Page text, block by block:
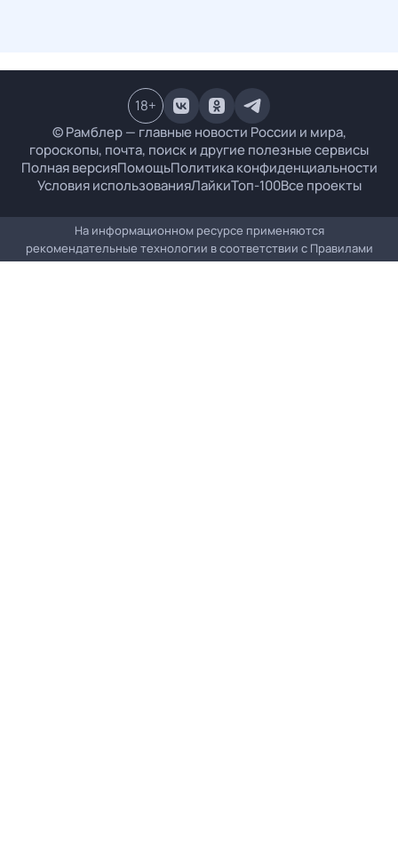
© Рамблер — главные новости России и мира,
гороскопы, почта, поиск и другие полезные сервисы
Полная версияПомощьПолитика конфиденциальности
Условия использованияЛайкиТоп-100Все проекты
18+
На информационном ресурсе применяются
рекомендательные технологии в соответствии с Правилами